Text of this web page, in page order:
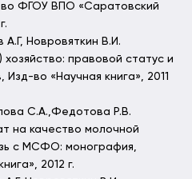
ФГОУ ВПО «Саратовский
А.Г, Новровяткин В.И.
правовой статус и
во «Научная книга», 2011
С.А.,Федотова Р.В.
на качество молочной
с МСФО: монография,
2012 г.